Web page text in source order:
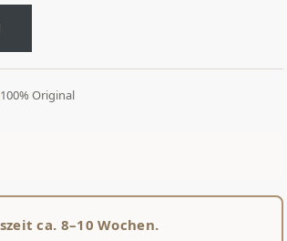
100% Original
ca. 8–10 Wochen.